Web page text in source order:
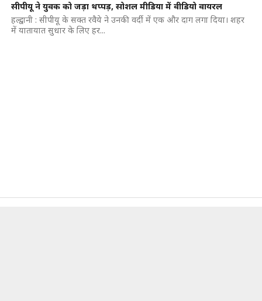
सीपीयू ने युवक को जड़ा थप्पड़, सोशल मीडिया में वीडियो वायरल
हल्द्वानी : सीपीयू के सक्त रवैये ने उनकी वर्दी में एक और दाग लगा दिया। शहर
में यातायात सुधार के लिए हर...